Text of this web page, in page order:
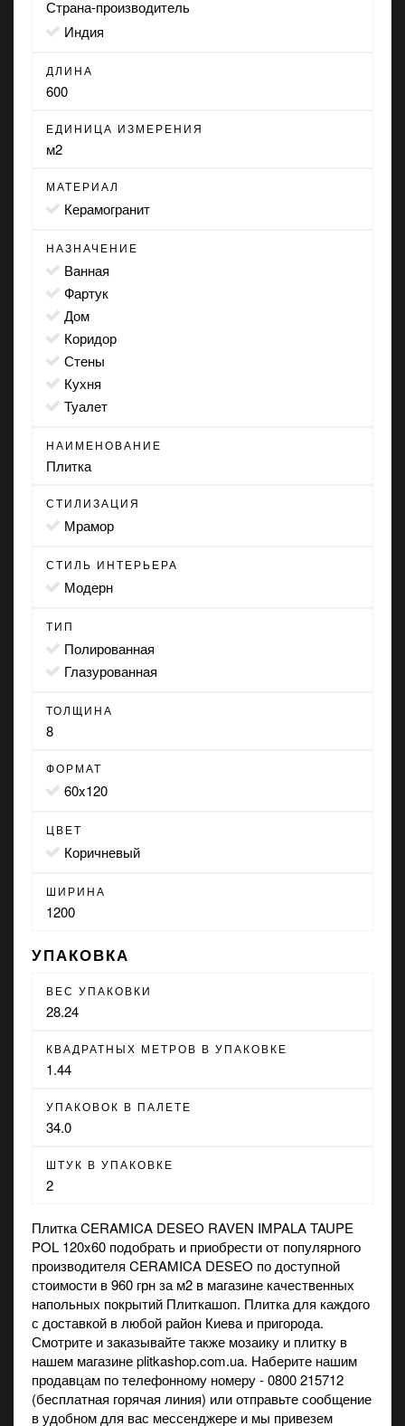
Страна-производитель
Индия
ДЛИНА
600
ЕДИНИЦА ИЗМЕРЕНИЯ
м2
МАТЕРИАЛ
Керамогранит
НАЗНАЧЕНИЕ
ванная
фартук
дом
коридор
стены
кухня
туалет
НАИМЕНОВАНИЕ
Плитка
СТИЛИЗАЦИЯ
мрамор
СТИЛЬ ИНТЕРЬЕРА
модерн
ТИП
полированная
глазурованная
ТОЛЩИНА
8
ФОРМАТ
60x120
ЦВЕТ
коричневый
ШИРИНА
1200
УПАКОВКА
ВЕС УПАКОВКИ
28.24
КВАДРАТНЫХ МЕТРОВ В УПАКОВКЕ
1.44
УПАКОВОК В ПАЛЕТЕ
34.0
ШТУК В УПАКОВКЕ
2
Плитка CERAMICA DESEO RAVEN IMPALA TAUPE
POL 120x60 подобрать и приобрести от популярного
производителя CERAMICA DESEO по доступной
стоимости в 960 грн за м2 в магазине качественных
напольных покрытий Плиткашоп. Плитка для каждого
с доставкой в любой район Киева и пригорода.
Смотрите и заказывайте также мозаику и плитку в
нашем магазине plitkashop.com.ua. Наберите нашим
продавцам по телефонному номеру - 0800 215712
(бесплатная горячая линия) или отправьте сообщение
в удобном для вас мессенджере и мы привезем